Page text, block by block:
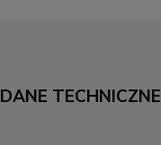
DANE TECHNICZNE